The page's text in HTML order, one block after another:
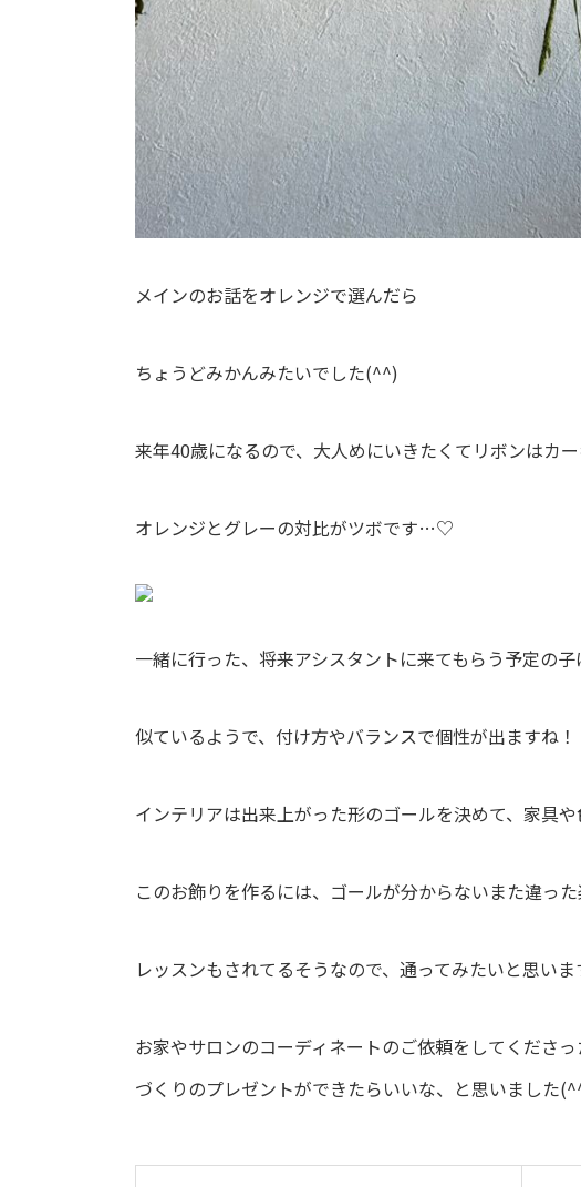
メインのお話をオレンジで選んだら
ちょうどみかんみたいでした(^^)
来年40歳になるので、大人めにいきたくてリボンはカー
オレンジとグレーの対比がツボです…♡
一緒に行った、将来アシスタントに来てもらう予定の子
似ているようで、付け方やバランスで個性が出ますね！
インテリアは出来上がった形のゴールを決めて、家具や
このお飾りを作るには、ゴールが分からないまた違っ
レッスンもされてるそうなので、通ってみたいと思いま
お家やサロンのコーディネートのご依頼をしてくださ
づくりのプレゼントができたらいいな、と思いました